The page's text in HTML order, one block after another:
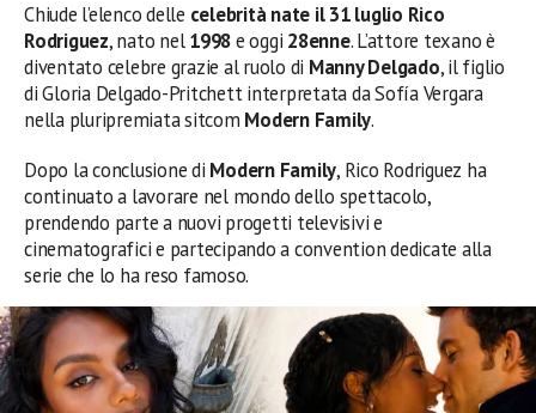
Chiude l’elenco delle celebrità nate il 31 luglio Rico
Rodriguez, nato nel1998e oggi 28enne. L’attore texano è
diventato celebre grazie al ruolo di Manny Delgado, il figlio
di Gloria Delgado-Pritchett interpretata da Sofía Vergara
nella pluripremiata sitcom Modern Family.
Dopo la conclusione di Modern Family, Rico Rodriguez ha
continuato a lavorare nel mondo dello spettacolo,
prendendo parte a nuovi progetti televisivi e
cinematografici e partecipando a convention dedicate alla
serie che lo ha reso famoso.